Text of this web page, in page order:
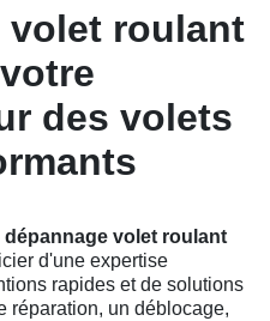
roulant
des volets
dépannage volet roulant
d'une expertise
rapides et de solutions
réparation, un déblocage,